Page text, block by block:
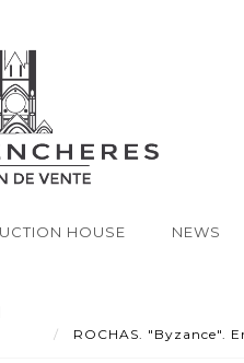
HOUSE NEWS
ROCHAS. "Byzance".